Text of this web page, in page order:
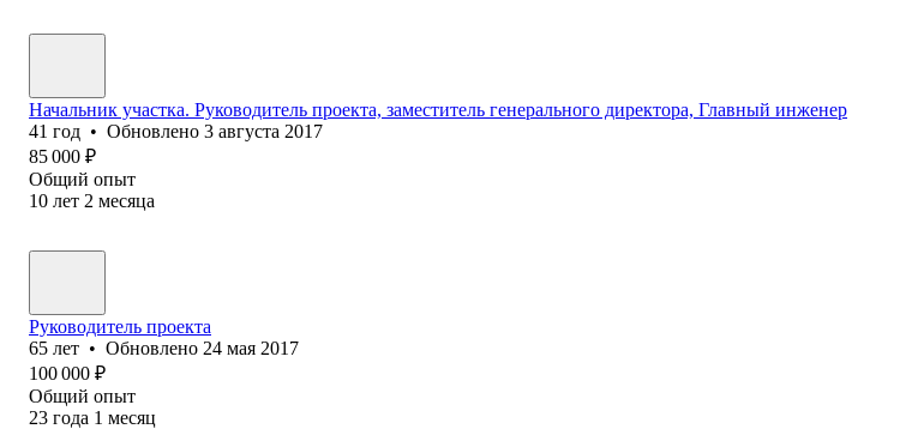
Начальник участка. Руководитель проекта, заместитель генерального директора, Главный инженер
41 год • Обновлено 3 августа 2017
85 000 ₽
Общий опыт
10 лет 2 месяца
Руководитель проекта
65 лет • Обновлено 24 мая 2017
100 000 ₽
Общий опыт
23 года 1 месяц